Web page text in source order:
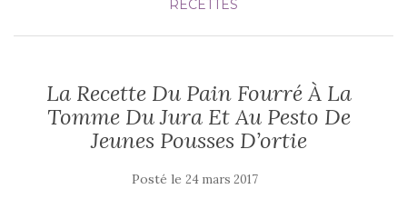
RECETTES
La Recette Du Pain Fourré À La
Tomme Du Jura Et Au Pesto De
Jeunes Pousses D’ortie
Posté le 24 mars 2017